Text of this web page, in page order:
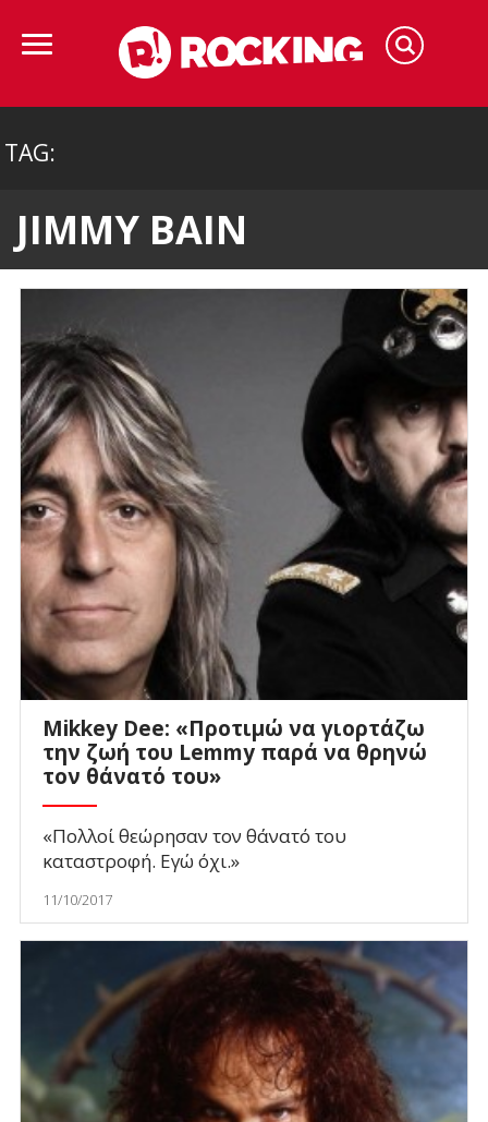
TAG:
JIMMY BAIN
Mikkey Dee: «Προτιμώ να γιορτάζω
την ζωή του Lemmy παρά να θρηνώ
τον θάνατό του»
«Πολλοί θεώρησαν τον θάνατό του
καταστροφή. Εγώ όχι.»
11/10/2017